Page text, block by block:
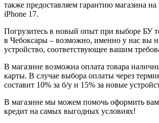
также предоставляем гарантию магазина
iPhone 17.
Погрузитесь в новый опыт при выборе БУ
в Чебоксары – возможно, именно у нас вы
устройство, соответствующее вашим
В магазине возможна оплата товара
карты. В случае выбора оплаты через
составит 10% за б/у и 15% за новые
В магазине мы можем помочь оформить вам
кредит на самых выгодных условиях!